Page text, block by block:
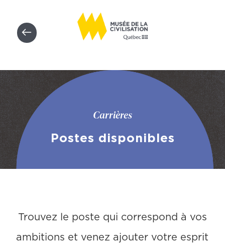
Carrières
Postes disponibles
Trouvez le poste qui correspond à vos
ambitions et venez ajouter votre esprit